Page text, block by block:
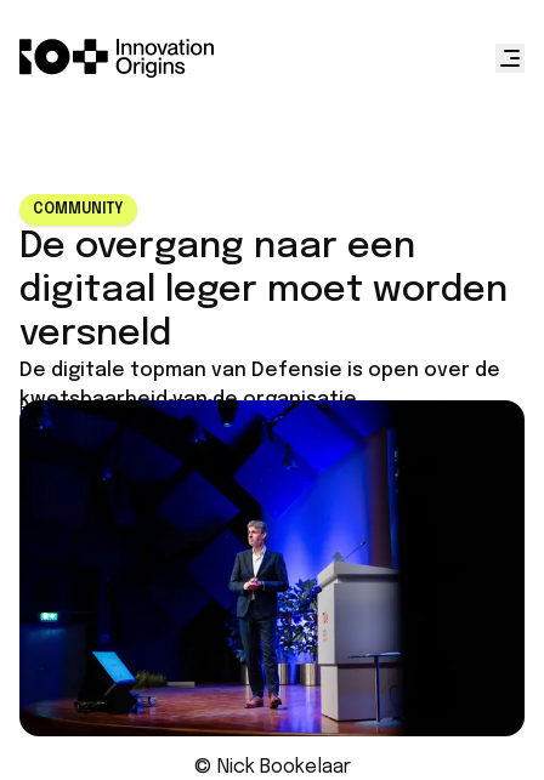
COMMUNITY
De overgang naar een
digitaal leger moet worden
versneld
De digitale topman van Defensie is open over de
kwetsbaarheid van de organisatie.
Published on May 27, 2026
© Nick Bookelaar